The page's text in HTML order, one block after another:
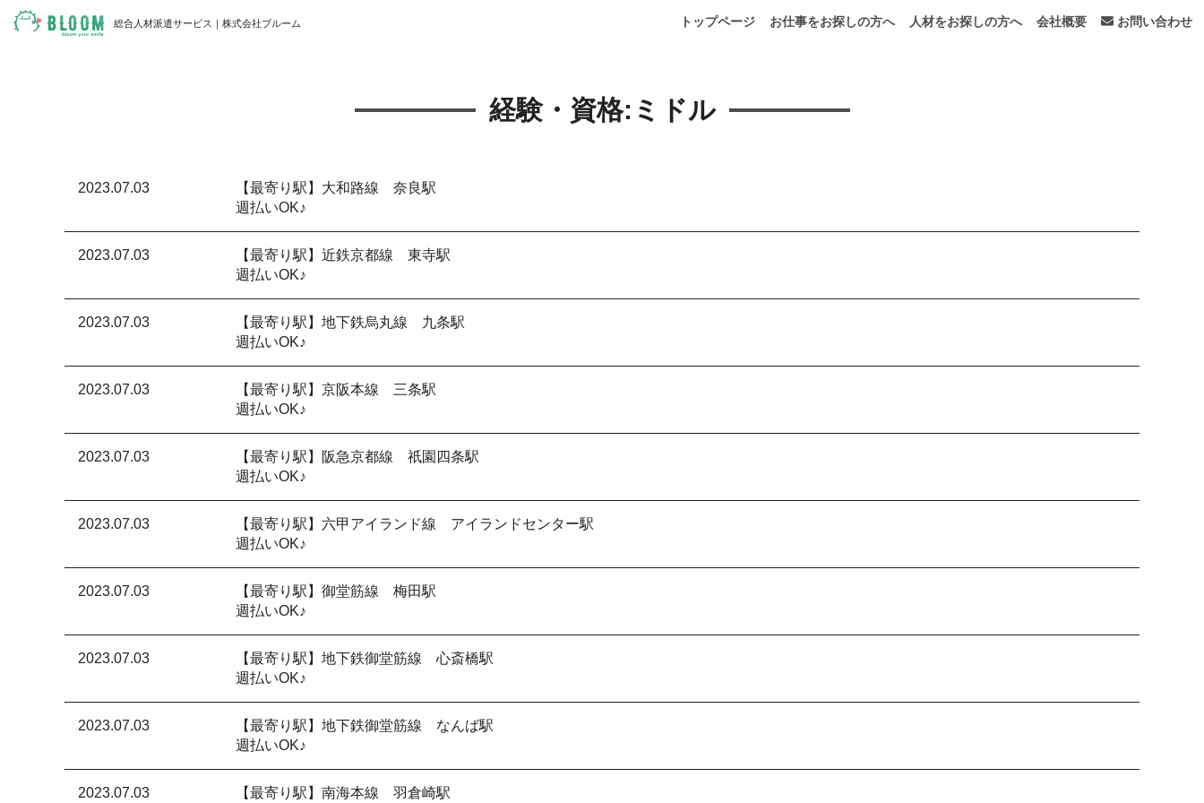
総合人材派遣サービス｜株式会社ブルーム トップページ お仕事をお探しの方へ 人材をお探しの方へ 会社概要 お問い合わせ
経験・資格: ミドル
2023.07.03
【最寄り駅】大和路線 奈良駅
週払いOK♪
2023.07.03
【最寄り駅】近鉄京都線 東寺駅
週払いOK♪
2023.07.03
【最寄り駅】地下鉄烏丸線 九条駅
週払いOK♪
2023.07.03
【最寄り駅】京阪本線 三条駅
週払いOK♪
2023.07.03
【最寄り駅】阪急京都線 祇園四条駅
週払いOK♪
2023.07.03
【最寄り駅】六甲アイランド線 アイランドセンター駅
週払いOK♪
2023.07.03
【最寄り駅】御堂筋線 梅田駅
週払いOK♪
2023.07.03
【最寄り駅】地下鉄御堂筋線 心斎橋駅
週払いOK♪
2023.07.03
【最寄り駅】地下鉄御堂筋線 なんば駅
週払いOK♪
2023.07.03
【最寄り駅】南海本線 羽倉崎駅